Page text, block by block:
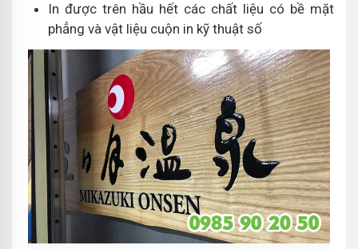
In được trên hầu hết các chất liệu có bề mặt
phẳng và vật liệu cuộn in kỹ thuật số